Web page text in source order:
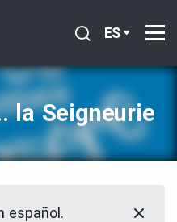
ES
la Seigneurie
español.